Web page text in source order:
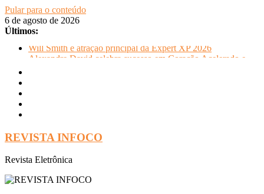
Pular para o conteúdo
6 de agosto de 2026
Últimos:
Will Smith é atração principal da Expert XP 2026
Alexandre David celebra sucesso em Coração Acelerado e
descontração
Oficinas gratuitas no Museu Nacional apresentam o processo
criativo do artista Vik Muniz
REVISTA INFOCO
Revista Eletrônica